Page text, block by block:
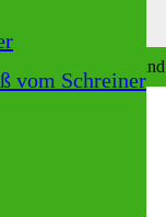
langlebig
vom Schreiner